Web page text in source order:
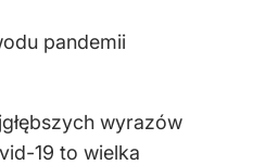
pandemii
wyrazów
19 to wielka